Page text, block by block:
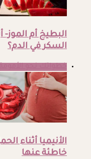
البطيخ أم
السكر في الدم؟
الأنيميا أثناء
خاطئة عنها